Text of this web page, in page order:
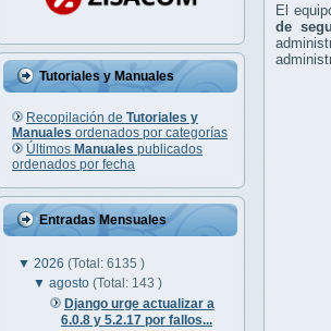
Tutoriales y Manuales
Recopilación de Tutoriales y
Manuales ordenados por categorías
Últimos Manuales publicados
ordenados por fecha
Entradas Mensuales
▼ 2026 (Total: 6135 )
▼agosto(Total: 143 )
Django urge actualizar a
6.0.8 y 5.2.17 por fallos...
El
de